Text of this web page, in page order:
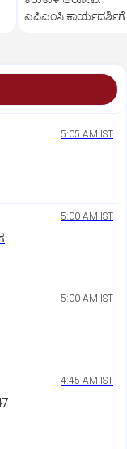
ಎಪಿಎಂಸಿ ಕಾರ್ಯದರ್ಶಿಗೆ
5:05 AM IST
5:00 AM IST
5:00 AM IST
4:45 AM IST